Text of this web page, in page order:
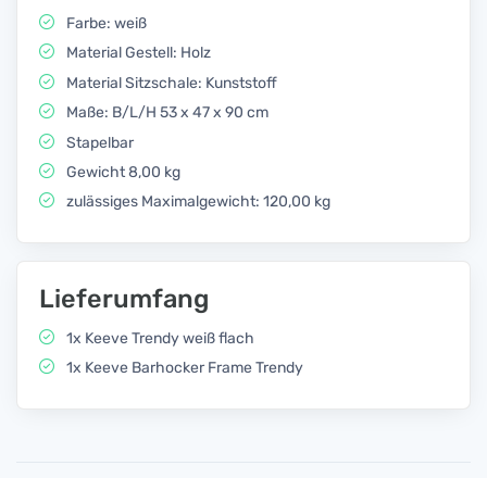
Farbe: weiß
Material Gestell: Holz
Material Sitzschale: Kunststoff
Maße: B/L/H 53 x 47 x 90 cm
Stapelbar
Gewicht 8,00 kg
zulässiges Maximalgewicht: 120,00 kg
Lieferumfang
1x Keeve Trendy weiß flach
1x Keeve Barhocker Frame Trendy